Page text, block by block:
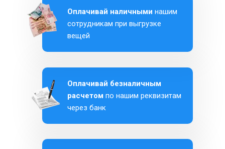
Оплачивай безналичным
расчетом по нашим реквизитам
через банк
Оплачивай наличными нашим
сотрудникам при выгрузке
вещей